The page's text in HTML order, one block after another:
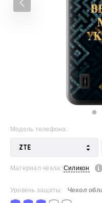
Модель телефона:
ZTE
Материал чехла: Силикон
Уровень защиты: Чехол